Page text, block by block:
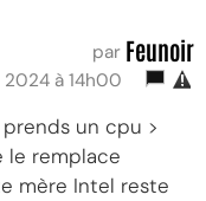
par Feunoir
à 14h00
un cpu >
le remplace
mère Intel reste